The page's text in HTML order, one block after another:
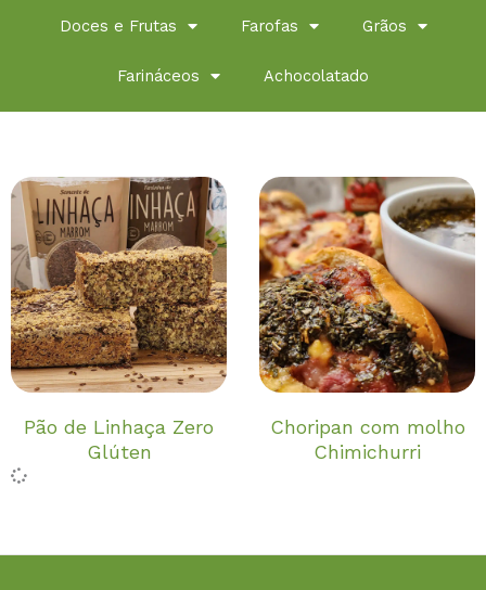
Doces e Frutas Farofas Grãos
Farináceos Achocolatado
Pão de Linhaça Zero
Glúten
Choripan com molho
Chimichurri